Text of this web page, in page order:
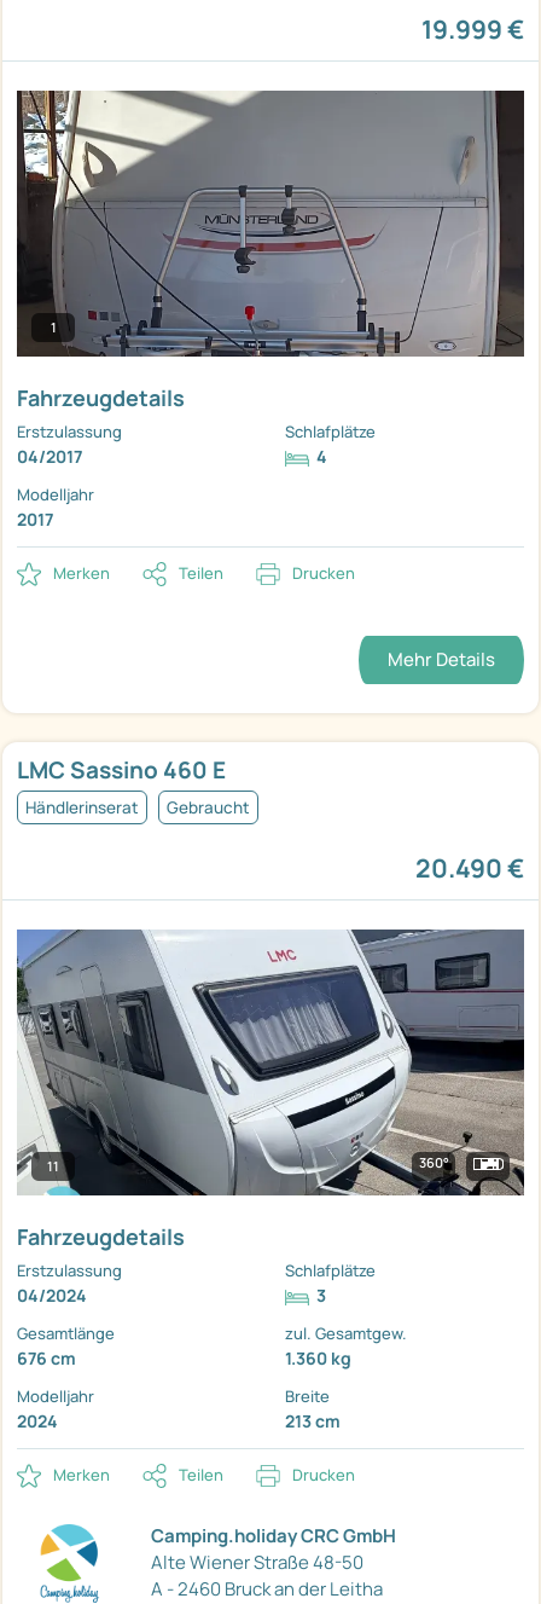
19.999 €
1
Fahrzeugdetails
Erstzulassung
04/2017
Schlafplätze
4
Modelljahr
2017
Merken Teilen Drucken
Mehr Details
LMC Sassino 460 E
Händlerinserat Gebraucht
20.490 €
11 360°
Fahrzeugdetails
Erstzulassung
04/2024
Schlafplätze
3
Gesamtlänge
676 cm
zul. Gesamtgew.
1.360 kg
Modelljahr
2024
Breite
213 cm
Merken Teilen Drucken
Camping.holiday CRC GmbH
Alte Wiener Straße 48-50
A - 2460 Bruck an der Leitha